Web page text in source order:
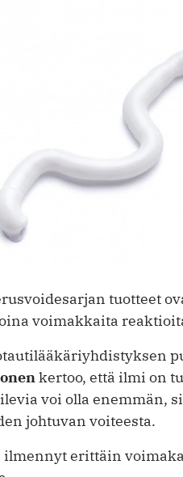
tuotteet
voimakkaita
kertoo, että ilmi on
voi olla enemmän,
johtuvan voiteesta.
ilmennyt erittäin